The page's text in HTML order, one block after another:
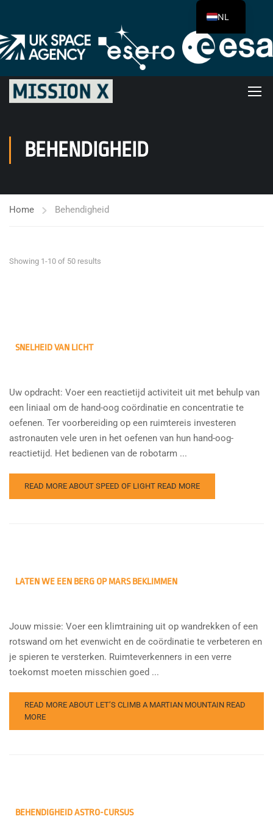
BEHENDIGHEID
Home Behendigheid
Showing 1-10 of 50 results
SNELHEID VAN LICHT
Uw opdracht: Voer een reactietijd activiteit uit met behulp van
een liniaal om de hand-oog coördinatie en concentratie te
oefenen. Ter voorbereiding op een ruimtereis investeren
astronauten vele uren in het oefenen van hun hand-oog-
reactietijd. Het bedienen van de robotarm ...
READ MORE ABOUT SPEED OF LIGHT READ MORE
LATEN WE EEN BERG OP MARS BEKLIMMEN
Jouw missie: Voer een klimtraining uit op wandrekken of een
rotswand om het evenwicht en de coördinatie te verbeteren en
je spieren te versterken. Ruimteverkenners in een verre
toekomst moeten misschien goed ...
READ MORE ABOUT LET’S CLIMB A MARTIAN MOUNTAIN READ
MORE
BEHENDIGHEID ASTRO-CURSUS
NL